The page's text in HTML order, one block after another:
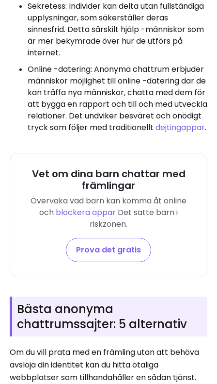
Sekretess: Individer kan delta utan fullständiga
upplysningar, som säkerställer deras
sinnesfrid. Detta särskilt hjälp -människor som
är mer bekymrade över hur de utförs på
internet.
Online -datering: Anonyma chattrum erbjuder
människor möjlighet till online -datering där de
kan träffa nya människor, chatta med dem för
att bygga en rapport och till och med utveckla
relationer. Det undviker besväret och onödigt
tryck som följer med traditionellt dejtingappar.
Vet om dina barn chattar med
främlingar
Övervaka vad barn kan komma åt online
och blockera appar Det satte barn i
riskzonen.
Prova det gratis
Bästa anonyma
chattrumssajter: 5 alternativ
Om du vill prata med en främling utan att behöva
avslöja din identitet kan du hitta otaliga
webbplatser som tillhandahåller en sådan tjänst.